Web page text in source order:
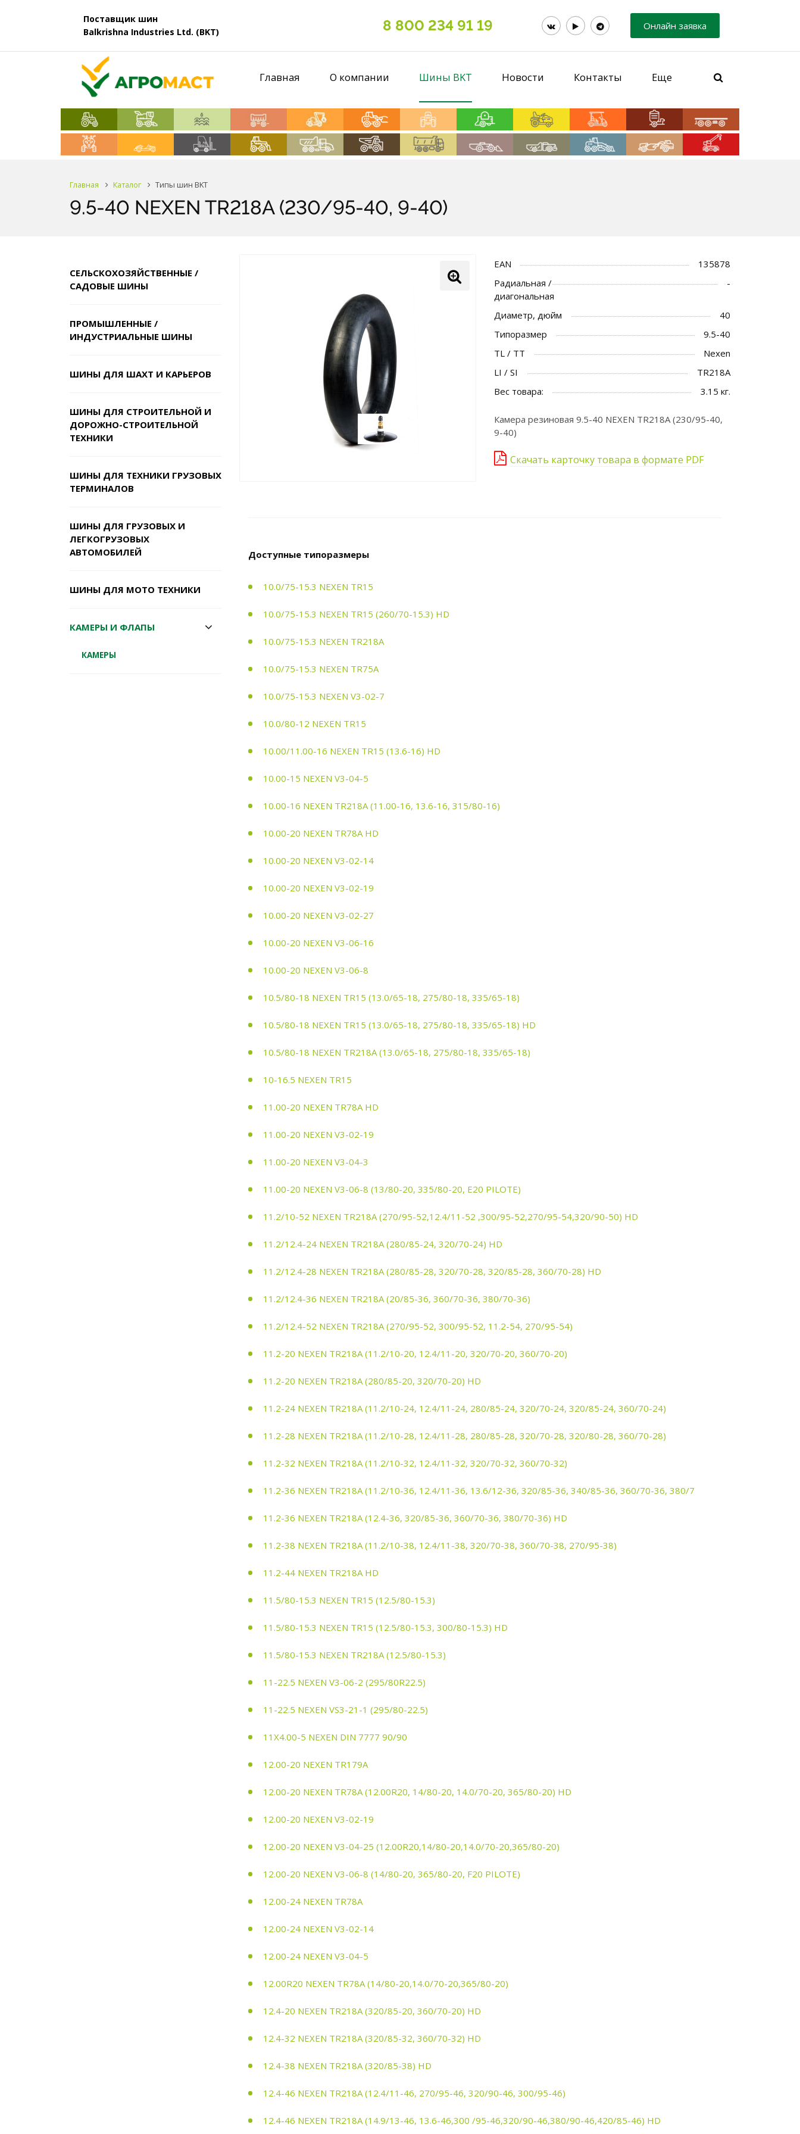
Поставщик шин
Balkrishna Industries Ltd. (BKT)
8 800 234 91 19 Онлайн заявка
Главная О компании Шины BKT Новости Контакты Еще
Главная Каталог Типы шин BKT
9.5-40 NEXEN TR218A (230/95-40, 9-40)
СЕЛЬСКОХОЗЯЙСТВЕННЫЕ /
САДОВЫЕ ШИНЫ
ПРОМЫШЛЕННЫЕ /
ИНДУСТРИАЛЬНЫЕ ШИНЫ
ШИНЫ ДЛЯ ШАХТ И КАРЬЕРОВ
ШИНЫ ДЛЯ СТРОИТЕЛЬНОЙ И
ДОРОЖНО-СТРОИТЕЛЬНОЙ
ТЕХНИКИ
ШИНЫ ДЛЯ ТЕХНИКИ ГРУЗОВЫХ
ТЕРМИНАЛОВ
ШИНЫ ДЛЯ ГРУЗОВЫХ И
ЛЕГКОГРУЗОВЫХ
АВТОМОБИЛЕЙ
ШИНЫ ДЛЯ МОТО ТЕХНИКИ
КАМЕРЫ И ФЛАПЫ
КАМЕРЫ
EAN
135878
Радиальная /
диагональная
-
Диаметр, дюйм
40
Типоразмер
9.5-40
TL / TT
Nexen
LI / SI
TR218A
Вес товара:
3.15 кг.
Камера резиновая 9.5-40 NEXEN TR218A (230/95-40,
9-40)
Скачать карточку товара в формате PDF
Доступные типоразмеры
10.0/75-15.3 NEXEN TR15
10.0/75-15.3 NEXEN TR15 (260/70-15.3) HD
10.0/75-15.3 NEXEN TR218A
10.0/75-15.3 NEXEN TR75A
10.0/75-15.3 NEXEN V3-02-7
10.0/80-12 NEXEN TR15
10.00/11.00-16 NEXEN TR15 (13.6-16) HD
10.00-15 NEXEN V3-04-5
10.00-16 NEXEN TR218A (11.00-16, 13.6-16, 315/80-16)
10.00-20 NEXEN TR78A HD
10.00-20 NEXEN V3-02-14
10.00-20 NEXEN V3-02-19
10.00-20 NEXEN V3-02-27
10.00-20 NEXEN V3-06-16
10.00-20 NEXEN V3-06-8
10.5/80-18 NEXEN TR15 (13.0/65-18, 275/80-18, 335/65-18)
10.5/80-18 NEXEN TR15 (13.0/65-18, 275/80-18, 335/65-18) HD
10.5/80-18 NEXEN TR218A (13.0/65-18, 275/80-18, 335/65-18)
10-16.5 NEXEN TR15
11.00-20 NEXEN TR78A HD
11.00-20 NEXEN V3-02-19
11.00-20 NEXEN V3-04-3
11.00-20 NEXEN V3-06-8 (13/80-20, 335/80-20, E20 PILOTE)
11.2/10-52 NEXEN TR218A (270/95-52,12.4/11-52 ,300/95-52,270/95-54,320/90-50) HD
11.2/12.4-24 NEXEN TR218A (280/85-24, 320/70-24) HD
11.2/12.4-28 NEXEN TR218A (280/85-28, 320/70-28, 320/85-28, 360/70-28) HD
11.2/12.4-36 NEXEN TR218A (20/85-36, 360/70-36, 380/70-36)
11.2/12.4-52 NEXEN TR218A (270/95-52, 300/95-52, 11.2-54, 270/95-54)
11.2-20 NEXEN TR218A (11.2/10-20, 12.4/11-20, 320/70-20, 360/70-20)
11.2-20 NEXEN TR218A (280/85-20, 320/70-20) HD
11.2-24 NEXEN TR218A (11.2/10-24, 12.4/11-24, 280/85-24, 320/70-24, 320/85-24, 360/70-24)
11.2-28 NEXEN TR218A (11.2/10-28, 12.4/11-28, 280/85-28, 320/70-28, 320/80-28, 360/70-28)
11.2-32 NEXEN TR218A (11.2/10-32, 12.4/11-32, 320/70-32, 360/70-32)
11.2-36 NEXEN TR218A (11.2/10-36, 12.4/11-36, 13.6/12-36, 320/85-36, 340/85-36, 360/70-36, 380/7
11.2-36 NEXEN TR218A (12.4-36, 320/85-36, 360/70-36, 380/70-36) HD
11.2-38 NEXEN TR218A (11.2/10-38, 12.4/11-38, 320/70-38, 360/70-38, 270/95-38)
11.2-44 NEXEN TR218A HD
11.5/80-15.3 NEXEN TR15 (12.5/80-15.3)
11.5/80-15.3 NEXEN TR15 (12.5/80-15.3, 300/80-15.3) HD
11.5/80-15.3 NEXEN TR218A (12.5/80-15.3)
11-22.5 NEXEN V3-06-2 (295/80R22.5)
11-22.5 NEXEN VS3-21-1 (295/80-22.5)
11X4.00-5 NEXEN DIN 7777 90/90
12.00-20 NEXEN TR179A
12.00-20 NEXEN TR78A (12.00R20, 14/80-20, 14.0/70-20, 365/80-20) HD
12.00-20 NEXEN V3-02-19
12.00-20 NEXEN V3-04-25 (12.00R20,14/80-20,14.0/70-20,365/80-20)
12.00-20 NEXEN V3-06-8 (14/80-20, 365/80-20, F20 PILOTE)
12.00-24 NEXEN TR78A
12.00-24 NEXEN V3-02-14
12.00-24 NEXEN V3-04-5
12.00R20 NEXEN TR78A (14/80-20,14.0/70-20,365/80-20)
12.4-20 NEXEN TR218A (320/85-20, 360/70-20) HD
12.4-32 NEXEN TR218A (320/85-32, 360/70-32) HD
12.4-38 NEXEN TR218A (320/85-38) HD
12.4-46 NEXEN TR218A (12.4/11-46, 270/95-46, 320/90-46, 300/95-46)
12.4-46 NEXEN TR218A (14.9/13-46, 13.6-46,300 /95-46,320/90-46,380/90-46,420/85-46) HD